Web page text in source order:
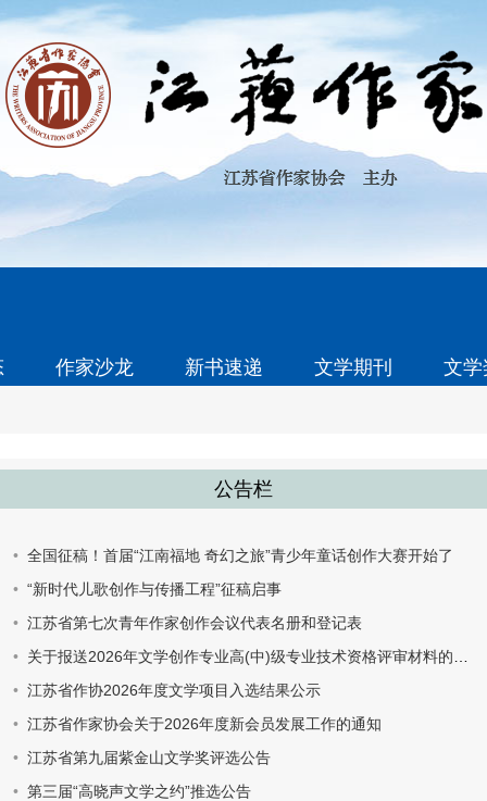
作家沙龙 新书速递 文学期刊 文
公告栏
全国征稿！首届“江南福地 奇幻之旅”青少年童话创作大赛开始了
“新时代儿歌创作与传播工程”征稿启事
江苏省第七次青年作家创作会议代表名册和登记表
关于报送2026年文学创作专业高(中)级专业技术资格评审材料的通知
江苏省作协2026年度文学项目入选结果公示
江苏省作家协会关于2026年度新会员发展工作的通知
江苏省第九届紫金山文学奖评选公告
第三届“高晓声文学之约”推选公告